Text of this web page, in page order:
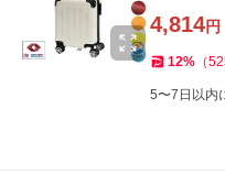
4,814円
12% （
5〜7日以内